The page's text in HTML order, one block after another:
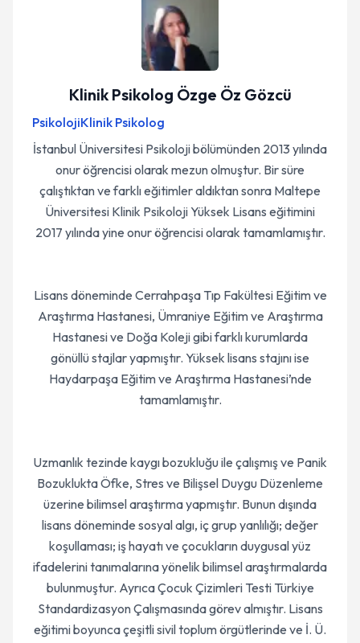
Klinik Psikolog Özge Öz Gözcü
PsikolojiKlinik Psikolog
İstanbul Üniversitesi Psikoloji bölümünden 2013 yılında
onur öğrencisi olarak mezun olmuştur. Bir süre
çalıştıktan ve farklı eğitimler aldıktan sonra Maltepe
Üniversitesi Klinik Psikoloji Yüksek Lisans eğitimini
2017 yılında yine onur öğrencisi olarak tamamlamıştır.
Lisans döneminde Cerrahpaşa Tıp Fakültesi Eğitim ve
Araştırma Hastanesi, Ümraniye Eğitim ve Araştırma
Hastanesi ve Doğa Koleji gibi farklı kurumlarda
gönüllü stajlar yapmıştır. Yüksek lisans stajını ise
Haydarpaşa Eğitim ve Araştırma Hastanesi’nde
tamamlamıştır.
Uzmanlık tezinde kaygı bozukluğu ile çalışmış ve Panik
Bozuklukta Öfke, Stres ve Bilişsel Duygu Düzenleme
üzerine bilimsel araştırma yapmıştır. Bunun dışında
lisans döneminde sosyal algı, iç grup yanlılığı; değer
koşullaması; iş hayatı ve çocukların duygusal yüz
ifadelerini tanımalarına yönelik bilimsel araştırmalarda
bulunmuştur. Ayrıca Çocuk Çizimleri Testi Türkiye
Standardizasyon Çalışmasında görev almıştır. Lisans
eğitimi boyunca çeşitli sivil toplum örgütlerinde ve İ. Ü.